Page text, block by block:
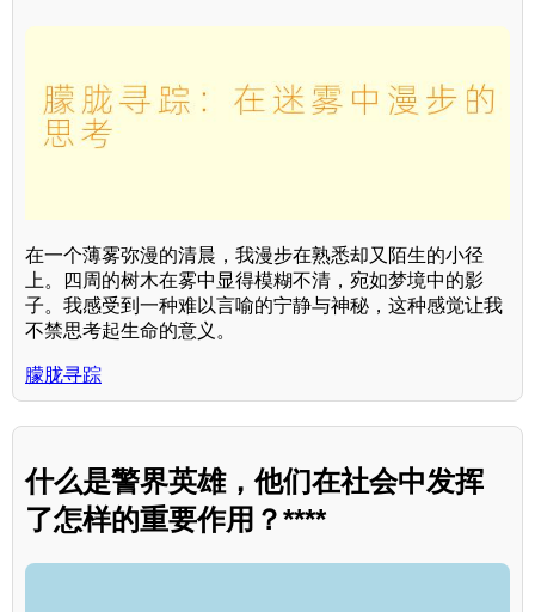
在一个薄雾弥漫的清晨，我漫步在熟悉却又陌生的小径
上。四周的树木在雾中显得模糊不清，宛如梦境中的影
子。我感受到一种难以言喻的宁静与神秘，这种感觉让我
不禁思考起生命的意义。
朦胧寻踪
什么是警界英雄，他们在社会中发挥
了怎样的重要作用？****